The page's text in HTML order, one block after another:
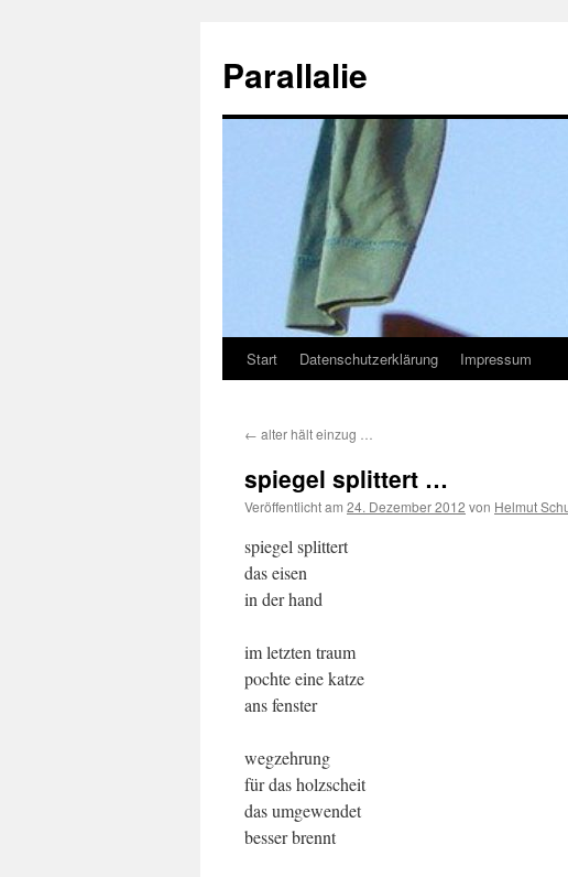
springen
Parallalie
Start Datenschutzerklärung Impressum
← alter hält einzug …
spiegel splittert …
Veröffentlicht am 24. Dezember 2012 von Helmut
spiegel splittert
das eisen
in der hand
im letzten traum
pochte eine katze
ans fenster
wegzehrung
für das holzscheit
das umgewendet
besser brennt